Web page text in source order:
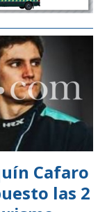
Cafaro
las 2